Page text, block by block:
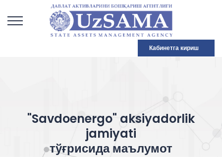
Кабинетга кириш
"Savdoenergo" aksiyadorlik
jamiyati
тўғрисида маълумот